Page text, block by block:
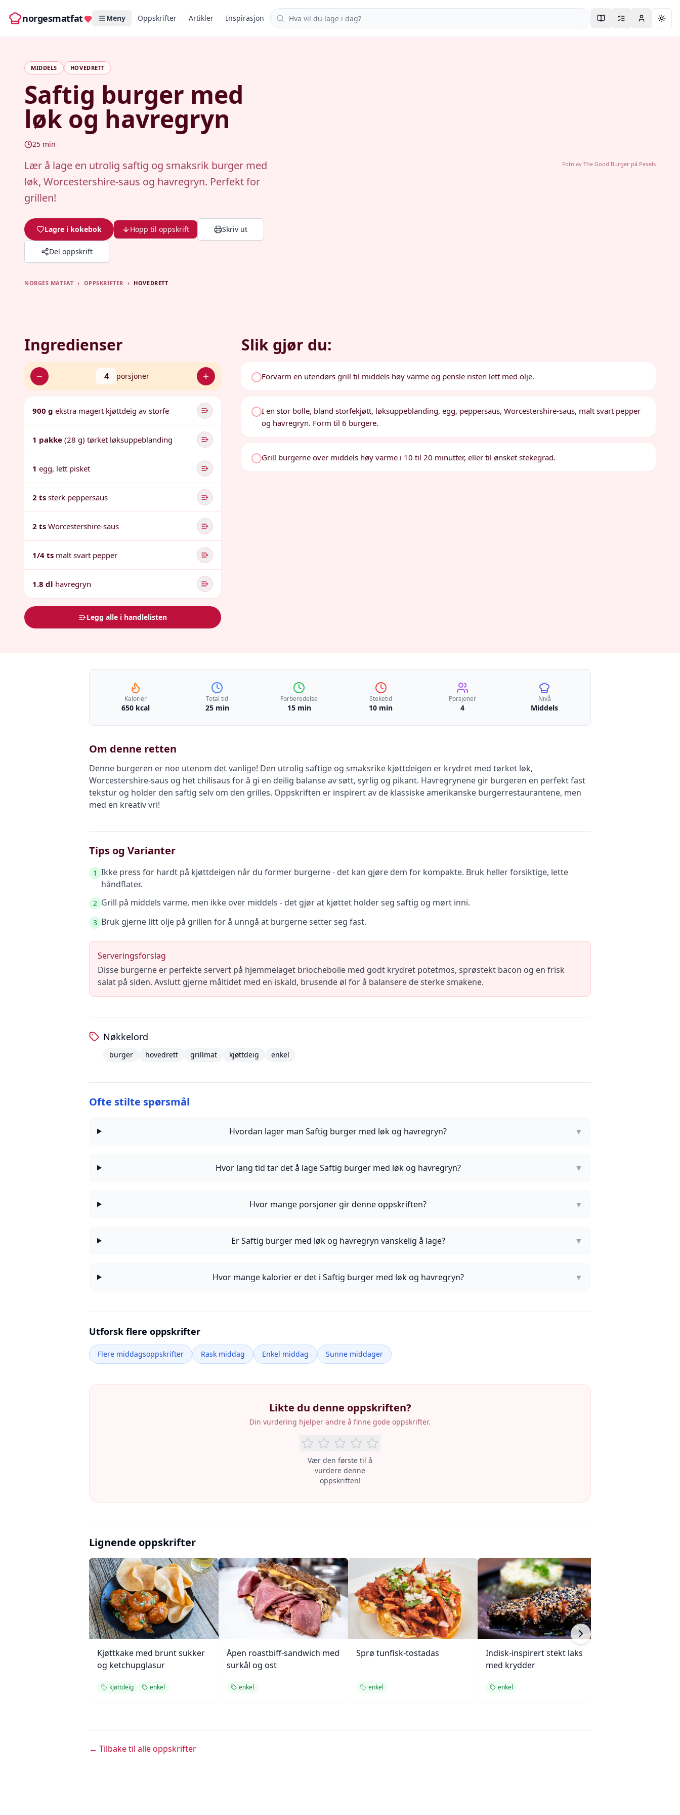
norgesmatfat Meny Oppskrifter Artikler Inspirasjon Søk i oppskrifter
MIDDELS HOVEDRETT
Saftig burger med
løk og havregryn
25 min
Lær å lage en utrolig saftig og smaksrik burger med
løk, Worcestershire-saus og havregryn. Perfekt for
grillen!
Lagre i kokebok Hopp til oppskrift Skriv ut
Del oppskrift
Foto av The Good Burgerpå Pexels
NORGES MATFAT › OPPSKRIFTER › HOVEDRETT
Ingredienser
4 porsjoner
900 g ekstra magert kjøttdeig av storfe
1 pakke (28 g) tørket løksuppeblanding
1 egg, lett pisket
2 ts sterk peppersaus
2 ts Worcestershire-saus
1/4 ts malt svart pepper
1.8 dl havregryn
Legg alle i handlelisten
Slik gjør du:
Forvarm en utendørs grill til middels høy varme og pensle risten lett med olje.
I en stor bolle, bland storfekjøtt, løksuppeblanding, egg, peppersaus, Worcestershire-saus, malt svart pepper
og havregryn. Form til 6 burgere.
Grill burgerne over middels høy varme i 10 til 20 minutter, eller til ønsket stekegrad.
Kalorier
650 kcal
Total tid
25 min
Forberedelse
15 min
Steketid
10 min
Porsjoner
4
Nivå
Middels
Om denne retten
Denne burgeren er noe utenom det vanlige! Den utrolig saftige og smaksrike kjøttdeigen er krydret med tørket løk,
Worcestershire-saus og het chilisaus for å gi en deilig balanse av søtt, syrlig og pikant. Havregrynene gir burgeren en perfekt fast
tekstur og holder den saftig selv om den grilles. Oppskriften er inspirert av de klassiske amerikanske burgerrestaurantene, men
med en kreativ vri!
Tips og Varianter
1 Ikke press for hardt på kjøttdeigen når du former burgerne - det kan gjøre dem for kompakte. Bruk heller forsiktige, lette
håndflater.
2 Grill på middels varme, men ikke over middels - det gjør at kjøttet holder seg saftig og mørt inni.
3 Bruk gjerne litt olje på grillen for å unngå at burgerne setter seg fast.
Serveringsforslag
Disse burgerne er perfekte servert på hjemmelaget briochebolle med godt krydret potetmos, sprøstekt bacon og en frisk
salat på siden. Avslutt gjerne måltidet med en iskald, brusende øl for å balansere de sterke smakene.
Nøkkelord
burger hovedrett grillmat kjøttdeig enkel
Ofte stilte spørsmål
Hvordan lager man Saftig burger med løk og havregryn? ▼
Hvor lang tid tar det å lage Saftig burger med løk og havregryn? ▼
Hvor mange porsjoner gir denne oppskriften? ▼
Er Saftig burger med løk og havregryn vanskelig å lage? ▼
Hvor mange kalorier er det i Saftig burger med løk og havregryn? ▼
Utforsk flere oppskrifter
Flere middagsoppskrifter Rask middag Enkel middag Sunne middager
Likte du denne oppskriften?
Din vurdering hjelper andre å finne gode oppskrifter.
Vær den første til å
vurdere denne
oppskriften!
Lignende oppskrifter
Kjøttkake med brunt sukker
og ketchupglasur
kjøttdeig enkel
Åpen roastbiff-sandwich med
surkål og ost
enkel
Sprø tunfisk-tostadas
enkel
Indisk-inspirert stekt laks
med krydder
enkel
← Tilbake til alle oppskrifter